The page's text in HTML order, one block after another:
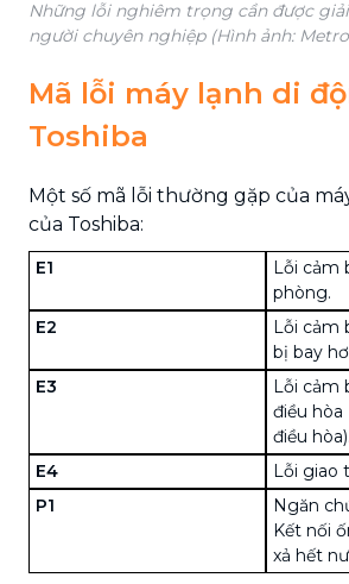
Những lỗi nghiêm trọng cần được
người chuyên nghiệp (Hình ảnh:
Mã lỗi máy lạnh di
Toshiba
Một số mã lỗi thường gặp của
của Toshiba:
E1
Lỗi cảm
phòng.
E2
Lỗi cảm
bị bay
E3
Lỗi cảm
điều
điều hòa).
E4
Lỗi giao
P1
Ngăn
Kết nối
xả hết